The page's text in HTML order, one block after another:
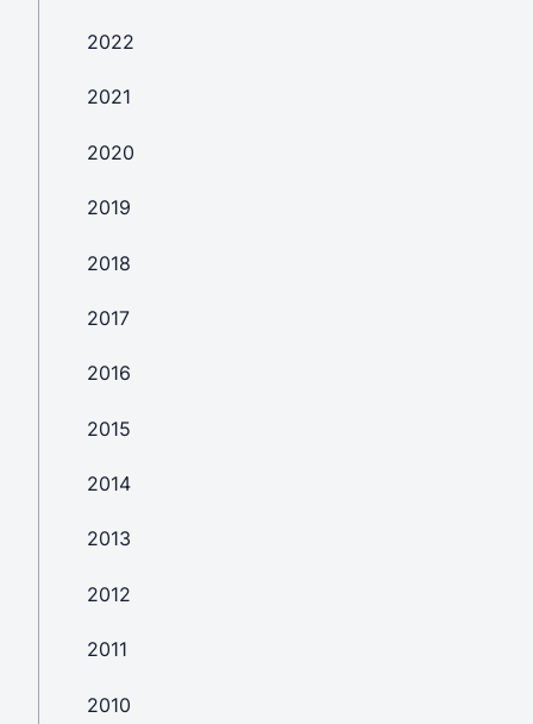
2022
2021
2020
2019
2018
2017
2016
2015
2014
2013
2012
2011
2010